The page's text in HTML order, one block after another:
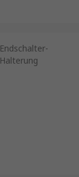
Endschalter-
Halterung